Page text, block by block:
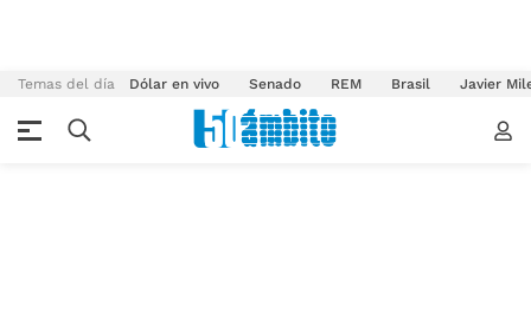
Temas del día Dólar en vivo Senado REM Brasil Javier